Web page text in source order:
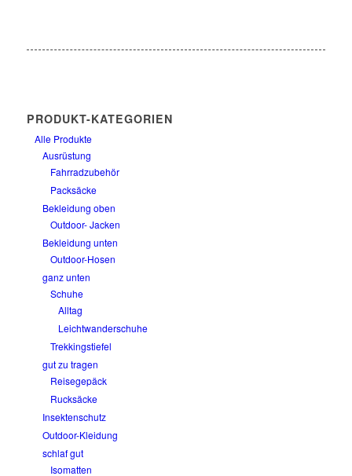
PRODUKT-KATEGORIEN
Alle Produkte
Ausrüstung
Fahrradzubehör
Packsäcke
Bekleidung oben
Outdoor- Jacken
Bekleidung unten
Outdoor-Hosen
ganz unten
Schuhe
Alltag
Leichtwanderschuhe
Trekkingstiefel
gut zu tragen
Reisegepäck
Rucksäcke
Insektenschutz
Outdoor-Kleidung
schlaf gut
Isomatten